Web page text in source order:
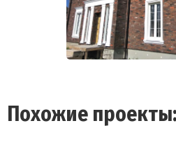
Похожие проекты: